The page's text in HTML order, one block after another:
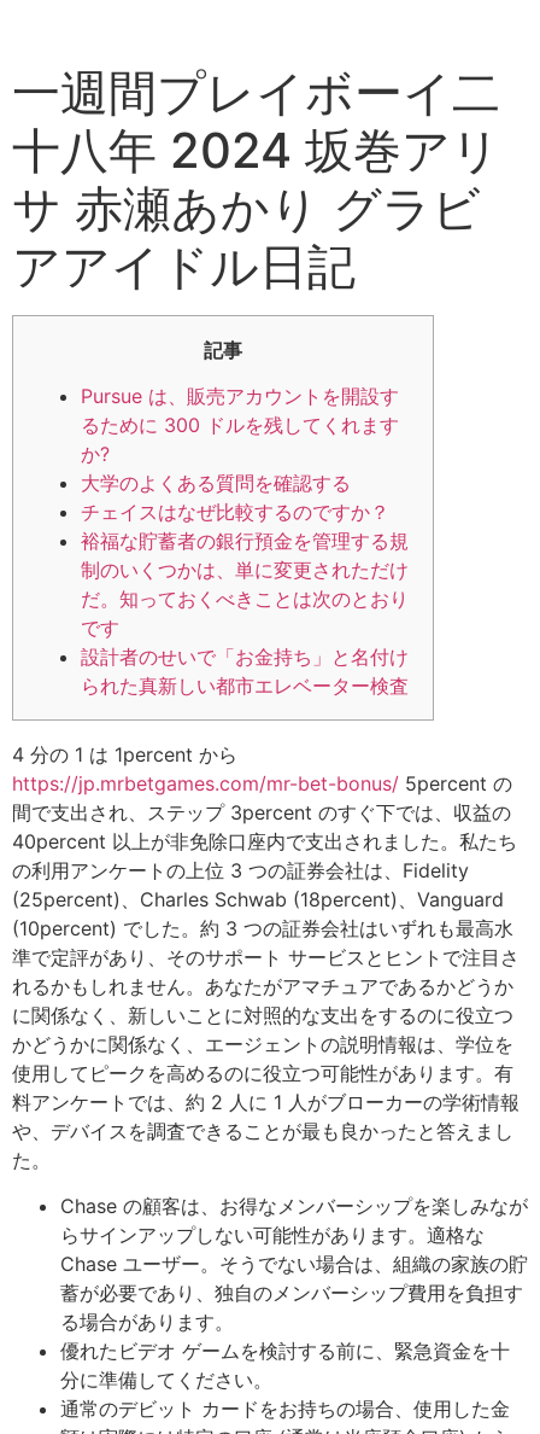
一週間プレイボーイ二
十八年 2024 坂巻アリ
サ 赤瀬あかり グラビ
アアイドル日記
記事
Pursue は、販売アカウントを開設す
るために 300 ドルを残してくれます
か?
大学のよくある質問を確認する
チェイスはなぜ比較するのですか？
裕福な貯蓄者の銀行預金を管理する規
制のいくつかは、単に変更されただけ
だ。知っておくべきことは次のとおり
です
設計者のせいで「お金持ち」と名付け
られた真新しい都市エレベーター検査
4 分の 1 は 1percent から
https://jp.mrbetgames.com/mr-bet-bonus/ 5percent の
間で支出され、ステップ 3percent のすぐ下では、収益の
40percent 以上が非免除口座内で支出されました。私たち
の利用アンケートの上位 3 つの証券会社は、Fidelity
(25percent)、Charles Schwab (18percent)、Vanguard
(10percent) でした。約 3 つの証券会社はいずれも最高水
準で定評があり、そのサポート サービスとヒントで注目さ
れるかもしれません。あなたがアマチュアであるかどうか
に関係なく、新しいことに対照的な支出をするのに役立つ
かどうかに関係なく、エージェントの説明情報は、学位を
使用してピークを高めるのに役立つ可能性があります。有
料アンケートでは、約 2 人に 1 人がブローカーの学術情報
や、デバイスを調査できることが最も良かったと答えまし
た。
Chase の顧客は、お得なメンバーシップを楽しみなが
らサインアップしない可能性があります。適格な
Chase ユーザー。そうでない場合は、組織の家族の貯
蓄が必要であり、独自のメンバーシップ費用を負担す
る場合があります。
優れたビデオ ゲームを検討する前に、緊急資金を十
分に準備してください。
通常のデビット カードをお持ちの場合、使用した金